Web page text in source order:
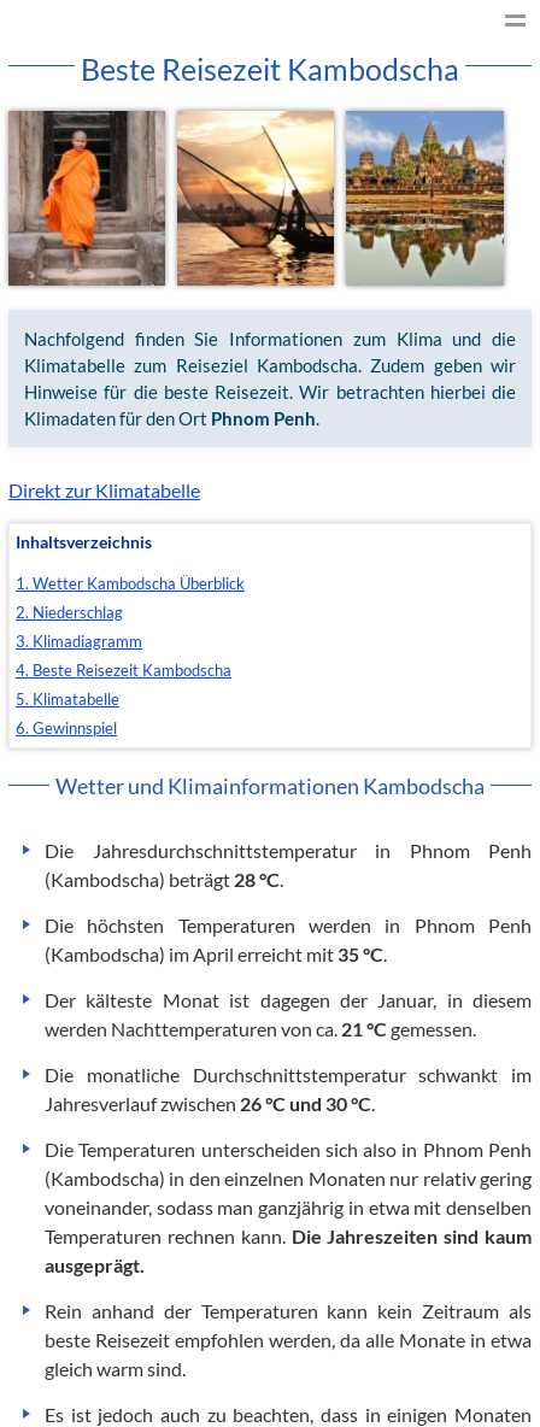
Beste Reisezeit Kambodscha
Nachfolgend finden Sie Informationen zum Klima und die
Klimatabelle zum Reiseziel Kambodscha. Zudem geben wir
Hinweise für die beste Reisezeit. Wir betrachten hierbei die
Klimadaten für den Ort Phnom Penh.
Direkt zur Klimatabelle
Inhaltsverzeichnis
1. Wetter Kambodscha Überblick
2. Niederschlag
3. Klimadiagramm
4. Beste Reisezeit Kambodscha
5. Klimatabelle
6. Gewinnspiel
Wetter und Klimainformationen Kambodscha
Die Jahresdurchschnittstemperatur in Phnom Penh
(Kambodscha) beträgt 28 °C.
Die höchsten Temperaturen werden in Phnom Penh
(Kambodscha) im April erreicht mit 35 °C.
Der kälteste Monat ist dagegen der Januar, in diesem
werden Nachttemperaturen von ca. 21 °C gemessen.
Die monatliche Durchschnittstemperatur schwankt im
Jahresverlauf zwischen 26 °C und 30 °C.
Die Temperaturen unterscheiden sich also in Phnom Penh
(Kambodscha) in den einzelnen Monaten nur relativ gering
voneinander, sodass man ganzjährig in etwa mit denselben
Temperaturen rechnen kann. Die Jahreszeiten sind kaum
ausgeprägt.
Rein anhand der Temperaturen kann kein Zeitraum als
beste Reisezeit empfohlen werden, da alle Monate in etwa
gleich warm sind.
Es ist jedoch auch zu beachten, dass in einigen Monaten